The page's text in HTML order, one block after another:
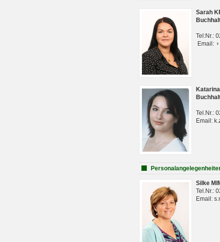
Sarah
Tel:Nr.:
Email:
Tel.Nr.:
Email:
Silke
Tel.Nr.:
Email: